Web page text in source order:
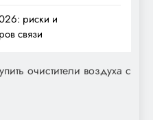
риски и
связи
очистители воздуха с